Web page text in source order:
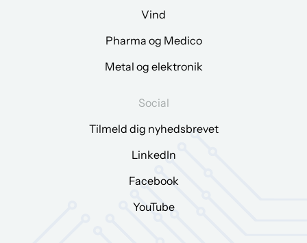
Vind
Pharma og Medico
Metal og elektronik
Social
Tilmeld dig nyhedsbrevet
LinkedIn
Facebook
YouTube